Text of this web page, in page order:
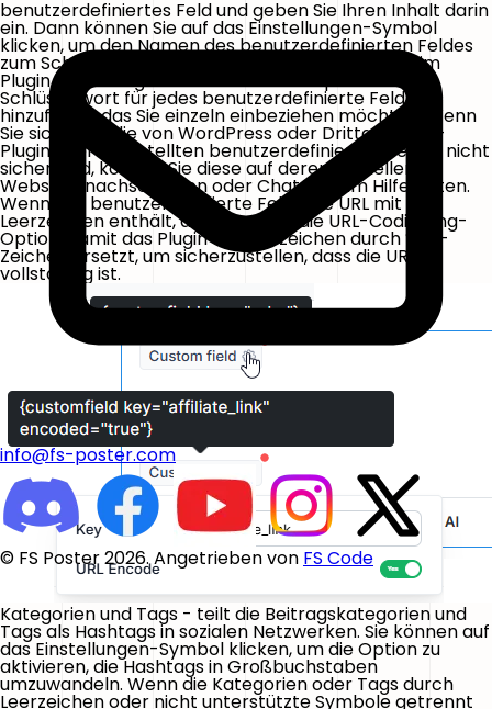
info@fs-poster.com
© FS Poster 2026. Angetrieben von FS Code
benutzerdefiniertes Feld und geben Sie Ihren Inhalt darin
ein. Dann können Sie auf das Einstellungen-Symbol
klicken, um den Namen des benutzerdefinierten Feldes
zum Schlüsselwort für benutzerdefinierte Felder im
Plugin hinzuzufügen. Sie müssen ein separates
Schlüsselwort für jedes benutzerdefinierte Feld
hinzufügen, das Sie einzeln einbeziehen möchten. Wenn
Sie sich über die von WordPress oder Drittanbieter-
Plugins bereitgestellten benutzerdefinierten Felder nicht
sicher sind, können Sie diese auf deren offiziellen
Websites nachschlagen oder ChatGPT um Hilfe bitten.
Wenn das benutzerdefinierte Feld eine URL mit
Leerzeichen enthält, aktivieren Sie die URL-Codierung-
Option, damit das Plugin die Leerzeichen durch%20 -
Zeichen ersetzt, um sicherzustellen, dass die URL
vollständig ist.
Kategorienund Tags - teilt die Beitragskategorien und
Tags als Hashtags in sozialen Netzwerken. Sie können auf
dasEinstellungen-Symbol klicken, um die Option zu
aktivieren, die Hashtags in Großbuchstaben
umzuwandeln. Wenn die Kategorien oder Tags durch
Leerzeichen oder nicht unterstützte Symbole getrennt